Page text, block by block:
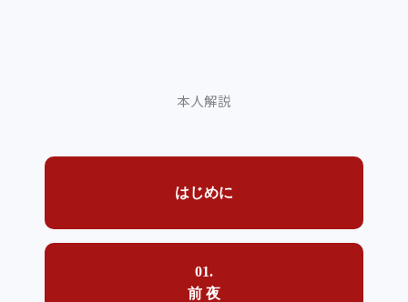
本人解説
はじめに
01.
前 夜